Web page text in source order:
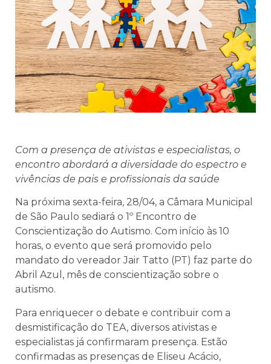
Com a presença de ativistas e especialistas, o
encontro abordará a diversidade do espectro e
vivências de pais e profissionais da saúde
Na próxima sexta-feira, 28/04, a Câmara Municipal
de São Paulo sediará o 1º Encontro de
Conscientização do Autismo. Com início às 10
horas, o evento que será promovido pelo
mandato do vereador Jair Tatto (PT) faz parte do
Abril Azul, mês de conscientização sobre o
autismo.
Para enriquecer o debate e contribuir com a
desmistificação do TEA, diversos ativistas e
especialistas já confirmaram presença. Estão
confirmadas as presenças de Eliseu Acácio,